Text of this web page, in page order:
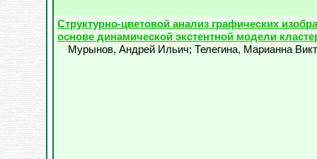
Структурно-цветовой анализ графических
основе динамической экстентной модели
Мурынов, Андрей Ильич; Телегина, Марианна